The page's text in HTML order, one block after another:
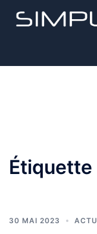
Étiquette
30 MAI 2023